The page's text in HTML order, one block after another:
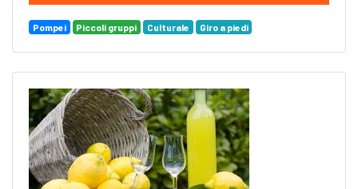
Pompei Piccoli gruppi Culturale Giro a piedi